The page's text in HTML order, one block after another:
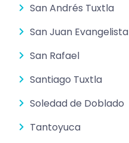
San Andrés Tuxtla
San Juan Evangelista
San Rafael
Santiago Tuxtla
Soledad de Doblado
Tantoyuca